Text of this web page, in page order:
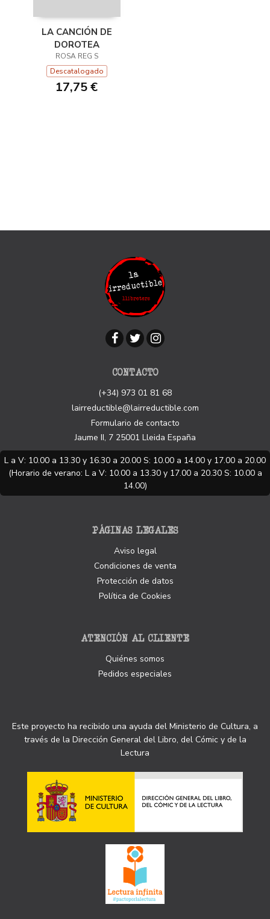
LA CANCIÓN DE
DOROTEA
ROSA REG S
Descatalogado
17,75 €
CONTACTO
(+34) 973 01 81 68
lairreductible@lairreductible.com
Formulario de contacto
Jaume II, 7 25001 Lleida España
L a V: 10.00 a 13.30 y 16.30 a 20.00 S: 10.00 a 14.00 y 17.00 a 20.00
(Horario de verano: L a V: 10.00 a 13.30 y 17.00 a 20.30 S: 10.00 a
14.00)
PÁGINAS LEGALES
Aviso legal
Condiciones de venta
Protección de datos
Política de Cookies
ATENCIÓN AL CLIENTE
Quiénes somos
Pedidos especiales
Este proyecto ha recibido una ayuda del Ministerio de Cultura, a
través de la Dirección General del Libro, del Cómic y de la
Lectura